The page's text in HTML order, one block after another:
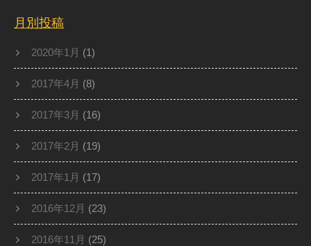
月別投稿
2020年1月 (1)
2017年4月 (8)
2017年3月 (16)
2017年2月 (19)
2017年1月 (17)
2016年12月 (23)
2016年11月 (25)